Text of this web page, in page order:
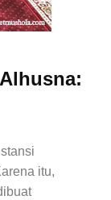
itu,